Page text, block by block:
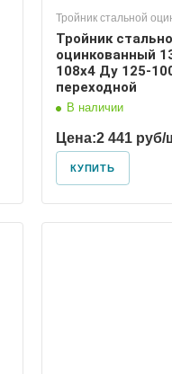
Тройник стальной
Тройник
оцинкованный
108х4 Ду 125-
переходной
В наличии
Цена:2 441 руб/
КУПИТЬ